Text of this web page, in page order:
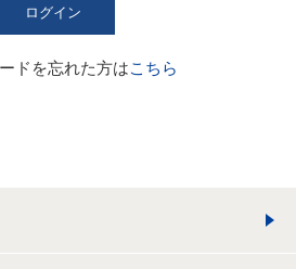
ログイン
ドを忘れた方はこちら